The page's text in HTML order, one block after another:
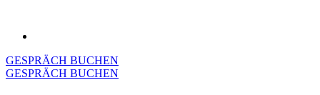
GESPRÄCH BUCHEN
GESPRÄCH BUCHEN